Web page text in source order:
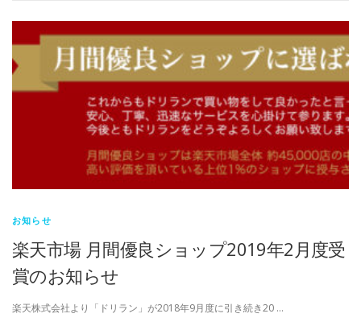
お知らせ
楽天市場 月間優良ショップ2019年2月度受
賞のお知らせ
楽天株式会社より「ドリラン」が2018年9月度に引き続き20 …